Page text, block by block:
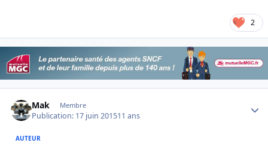
2
Mak Membre
Publication: 17 juin 201511 ans
AUTEUR